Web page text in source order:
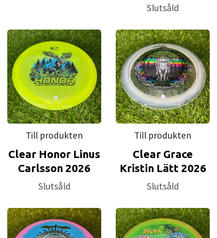
Slutsåld
Till produkten
Clear Honor Linus
Carlsson 2026
Slutsåld
Till produkten
Clear Grace
Kristin Lätt 2026
Slutsåld